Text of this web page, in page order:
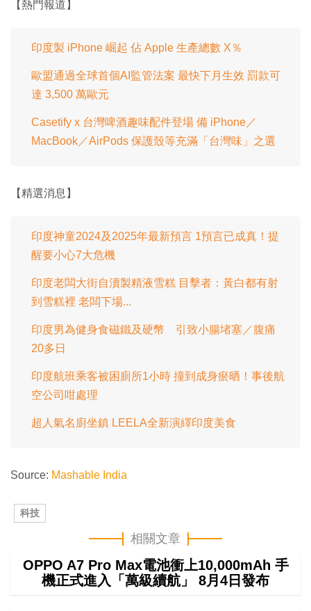
【熱門報道】
印度製 iPhone 崛起 佔 Apple 生產總數 X％
歐盟通過全球首個AI監管法案 最快下月生效 罰款可
達 3,500 萬歐元
Casetify x 台灣啤酒趣味配件登場 備 iPhone／
MacBook／AirPods 保護殼等充滿「台灣味」之選
【精選消息】
印度神童2024及2025年最新預言 1預言已成真！提
醒要小心7大危機
印度老闆大街自瀆製精液雪糕 目擊者：黃白都有射
到雪糕裡 老闆下場...
印度男為健身食磁鐵及硬幣 引致小腸堵塞／腹痛
20多日
印度航班乘客被困廁所1小時 撞到成身瘀晒！事後航
空公司咁處理
超人氣名廚坐鎮 LEELA全新演繹印度美食
Source: Mashable India
科技
相關文章
OPPO A7 Pro Max電池衝上10,000mAh 手
機正式進入「萬級續航」 8月4日發布